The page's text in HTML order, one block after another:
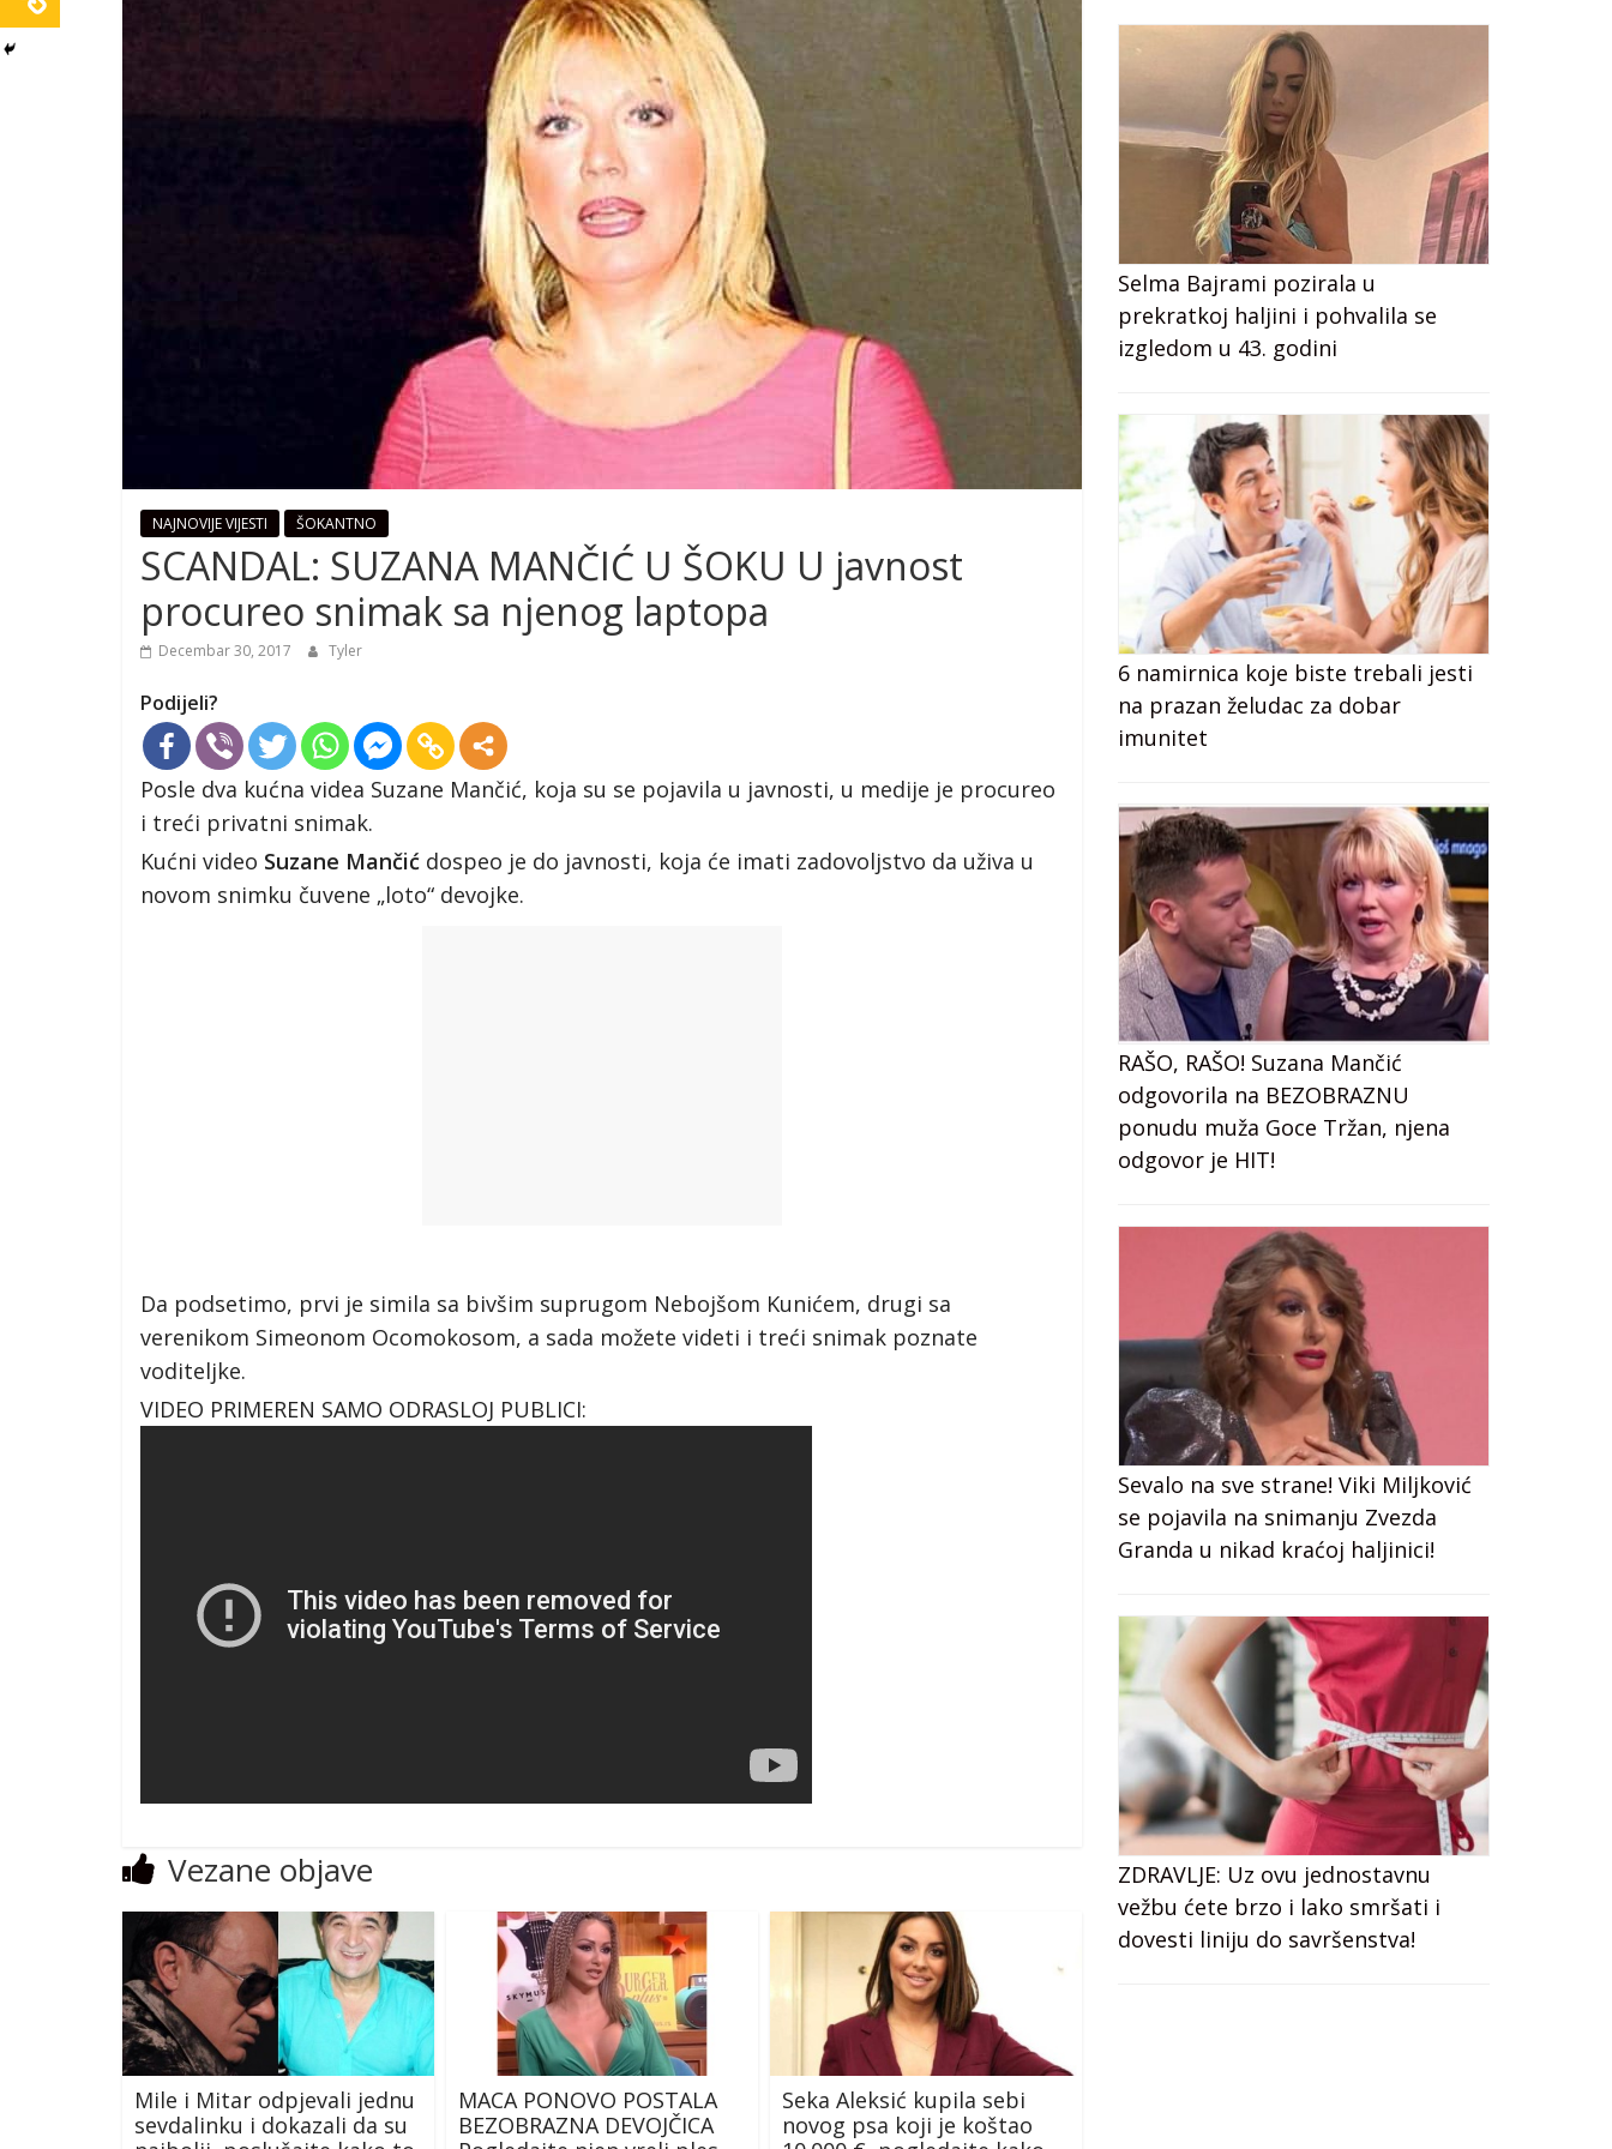
NAJNOVIJE VIJESTI ŠOKANTNO
SCANDAL: SUZANA MANČIĆ U ŠOKU U javnost
procureo snimak sa njenog laptopa
Decembar 30, 2017 Tyler
Podijeli?
Posle dva kućna videa Suzane Mančić, koja su se pojavila u javnosti, u medije je procureo
i treći privatni snimak.
Kućni video Suzane Mančić dospeo je do javnosti, koja će imati zadovoljstvo da uživa u
novom snimku čuvene „loto“ devojke.
Da podsetimo, prvi je simila sa bivšim suprugom Nebojšom Kunićem, drugi sa
verenikom Simeonom Ocomokosom, a sada možete videti i treći snimak poznate
voditeljke.
VIDEO PRIMEREN SAMO ODRASLOJ PUBLICI:
Vezane objave
Mile i Mitar odpjevali jednu
sevdalinku i dokazali da su
MACA PONOVO POSTALA
BEZOBRAZNA DEVOJČICA
Seka Aleksić kupila sebi
novog psa koji je koštao
Selma Bajrami pozirala u
prekratkoj haljini i pohvalila se
izgledom u 43. godini
6 namirnica koje biste trebali jesti
na prazan želudac za dobar
imunitet
RAŠO, RAŠO! Suzana Mančić
odgovorila na BEZOBRAZNU
ponudu muža Goce Tržan, njena
odgovor je HIT!
Sevalo na sve strane! Viki Miljković
se pojavila na snimanju Zvezda
Granda u nikad kraćoj haljinici!
ZDRAVLJE: Uz ovu jednostavnu
vežbu ćete brzo i lako smršati i
dovesti liniju do savršenstva!